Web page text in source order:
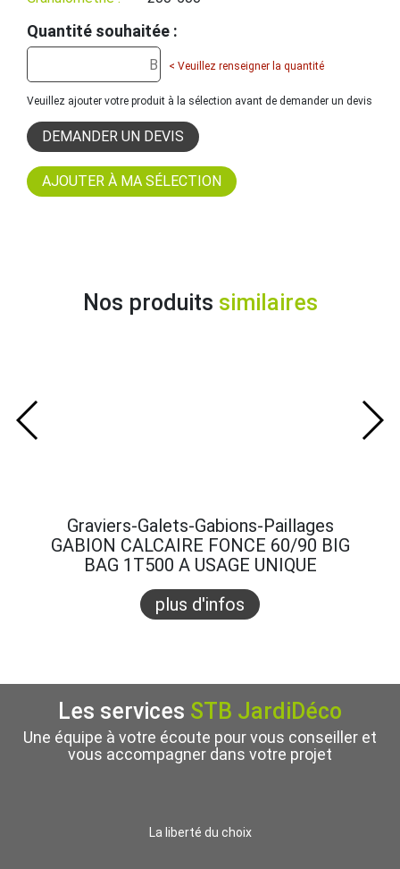
Quantité souhaitée :
< Veuillez renseigner la quantité
Veuillez ajouter votre produit à la sélection avant de demander un devis
DEMANDER UN DEVIS
Nos produits similaires
Graviers-Galets-Gabions-Paillages
GABION CALCAIRE FONCE 60/90 BIG
BAG 1T500 A USAGE UNIQUE
plus d'infos
Les services STB JardiDéco
Une équipe à votre écoute pour vous conseiller et
vous accompagner dans votre projet
La liberté du choix